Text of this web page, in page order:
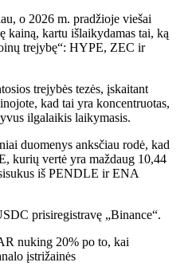
o 2026 m. pradžioje viešai
kainą, kartu išlaikydamas tai, ką
trejybę“: HYPE, ZEC ir
trejybės tezės, įskaitant
kad tai yra koncentruotas,
ilgalaikis laikymasis.
duomenys anksčiau rodė, kad
kurių vertė yra maždaug 10,44
iš PENDLE ir ENA
prisiregistravę „Binance“.
nuking 20% ​​po to, kai
įstrižainės